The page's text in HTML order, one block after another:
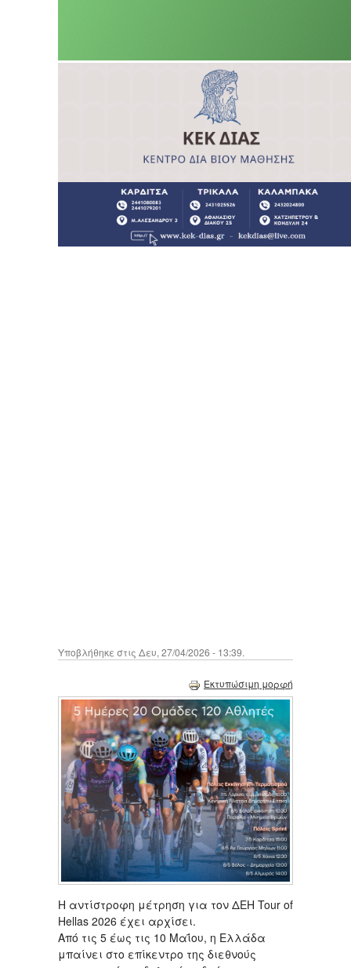
Υποβλήθηκε στις Δευ, 27/04/2026 - 13:39.
Εκτυπώσιμη μορφή
Η αντίστροφη μέτρηση για τον ΔΕΗ Tour of
Hellas 2026 έχει αρχίσει.
Από τις 5 έως τις 10 Μαΐου, η Ελλάδα
μπαίνει στο επίκεντρο της διεθνούς